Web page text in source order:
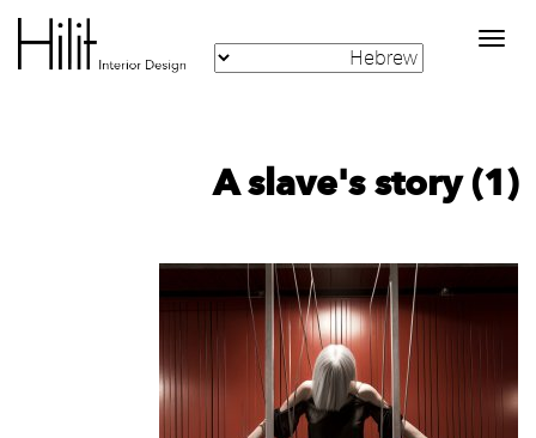
Toggle
navigation
A slave's story (1)